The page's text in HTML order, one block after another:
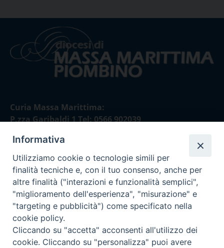
Curia Massa Marittima:
P.zza Garibaldi 1 Tel: 0566 902039
Curia Piombino:
Via Don Minzoni,58/A Tel e Fax: 0565 32036
E-mail:
curia@diocesimassamarittima.it
Informativa
Utilizziamo cookie o tecnologie simili per
finalità tecniche e, con il tuo consenso, anche per
altre finalità ("interazioni e funzionalità semplici",
"miglioramento dell'esperienza", "misurazione" e
"targeting e pubblicità") come specificato nella
cookie policy.
Cliccando su "accetta" acconsenti all'utilizzo dei
cookie. Cliccando su "personalizza" puoi avere